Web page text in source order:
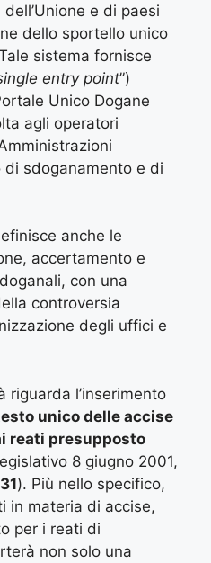
e di paesi
dello sportello unico
sistema fornisce
entry point”)
Unico Dogane
agli operatori
di sdoganamento e di
anche le
accertamento e
con una
controversia
degli uffici e
riguarda l’inserimento
unico delle accise
reati presupposto
8 giugno 2001,
). Più nello specifico,
in materia di accise,
per i reati di
non solo una